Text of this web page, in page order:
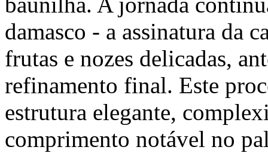
damasco - a assinatura da
frutas e nozes delicadas,
refinamento final. Este
estrutura elegante,
comprimento notável no